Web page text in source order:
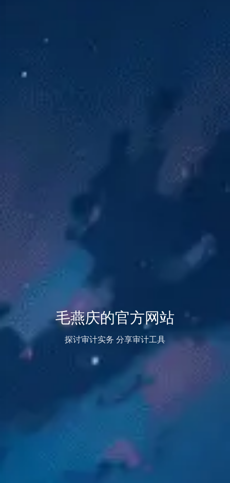
毛燕庆的官方网站
探讨审计实务 分享审计工具